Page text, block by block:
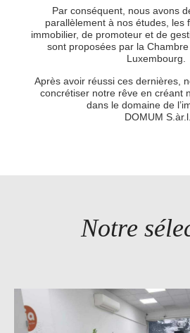
Par conséquent, nous avons
parallèlement à nos études, les
immobilier, de promoteur et de
sont proposées par la
Luxembourg.
Après avoir réussi ces dernières,
concrétiser notre rêve en créant
dans le domaine de
DOMUM S.àr.l.
Notre